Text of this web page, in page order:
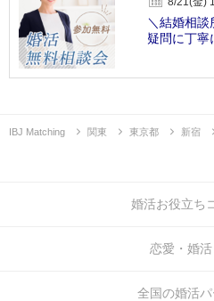
＼結婚相
疑問に丁寧
IBJ Matching 関東 東京都 新宿
婚活お役立ち
恋愛・婚活
全国の婚活